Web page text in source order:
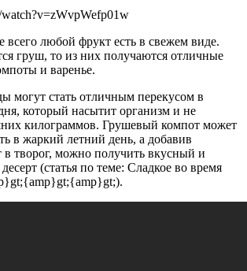
любой фрукт есть в свежем виде.
груш, то из них получаются отличные
и варенье.
могут стать отличным перекусом в
который насытит организм и не
килограммов. Грушевый компот может
в жаркий летний день, а добавив
творог, можно получить вкусный и
(статья по теме: Сладкое во время